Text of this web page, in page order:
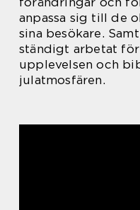
anpassa sig till de
sina besökare.
ständigt arbetat
upplevelsen och
julatmosfären.